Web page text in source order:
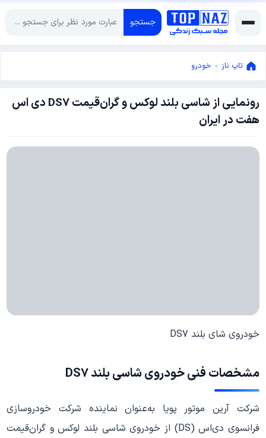
جستجو
تاپ ناز » خودرو
رونمایی از شاسی بلند لوکس و گران‌قیمت DS7 دی اس
هفت در ایران
نوامبر
خودروی شای بلند DS7
مشخصات فنی خودروی شاسی بلند DS7
شرکت آرین موتور پویا به‌عنوان نماینده شرکت خودروسازی
فرانسوی دی‌اس (DS) از خودروی شاسی بلند لوکس و گران‌قیمت